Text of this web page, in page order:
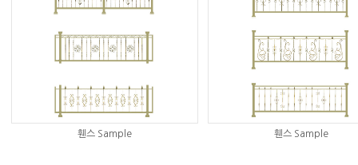
휀스 Sample 휀스 Sample